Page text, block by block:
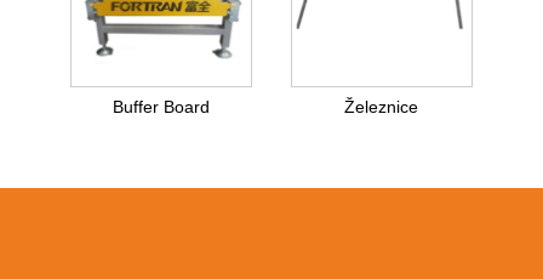
Buffer Board Železnice